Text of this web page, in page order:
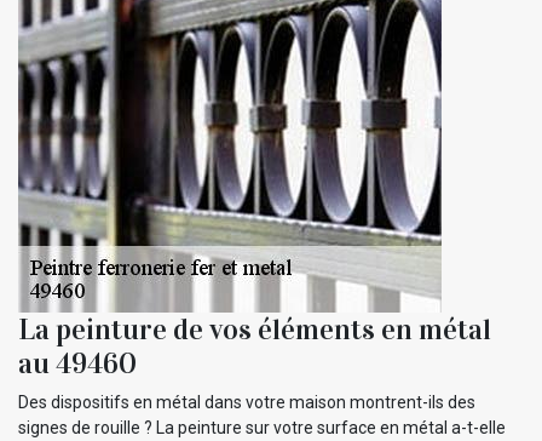
La peinture de vos éléments en métal
au 49460
Des dispositifs en métal dans votre maison montrent-ils des
signes de rouille ? La peinture sur votre surface en métal a-t-elle